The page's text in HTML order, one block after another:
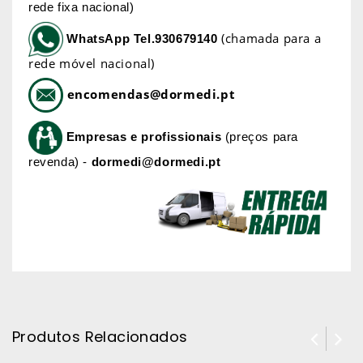
rede fixa nacional)
WhatsApp Tel.930679140 (chamada para a
rede móvel nacional)
encomendas@dormedi.pt
Empresas e profissionais (preços para
revenda) - dormedi@dormedi.pt
Produtos Relacionados